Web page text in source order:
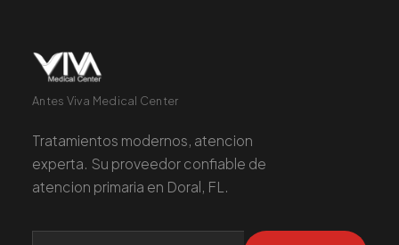
Antes Viva Medical Center
Tratamientos modernos, atencion
experta. Su proveedor confiable de
atencion primaria en Doral, FL.